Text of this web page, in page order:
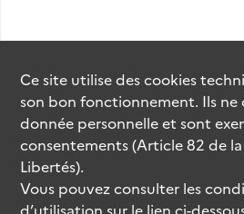
Ce site utilise descookies
son bon fonctionnement. Ils
donnée personnelle et sont
consentements (Article 82 de
Libertés).
Vous pouvez consulter les
d’utilisation sur le lien ci-